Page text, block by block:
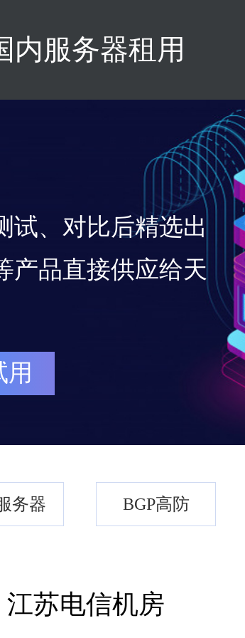
内服务器租用
试、对比后精选出
产品直接供应给天
用
务器 BGP高防
江苏电信机房